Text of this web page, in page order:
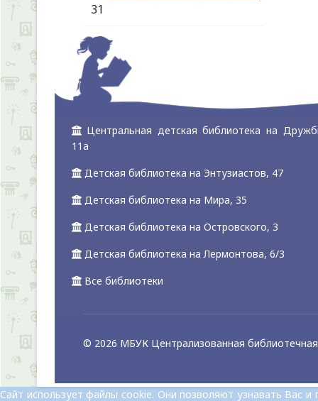
31
Центральная детская библиотека на
11а
Детская библиотека на Энтузиастов, 47
Детская библиотека на Мира, 35
Детская библиотека на Островского, 3
Детская библиотека на Лермонтова, 6/3
Все библиотеки
© 2026 МБУК Централизованная библиотечная
Сайт использует файлы cookie. Они позволяют узнавать